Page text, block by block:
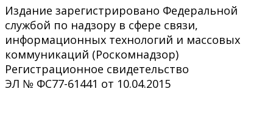
Издание зарегистрировано Федеральной
службой по надзору в сфере связи,
информационных технологий и массовых
коммуникаций (Роскомнадзор)
Регистрационное свидетельство
ЭЛ № ФС77-61441 от 10.04.2015